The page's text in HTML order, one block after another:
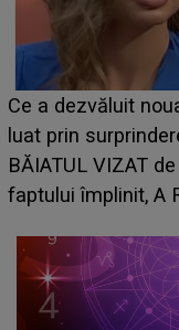
Ce a dezvăluit
luat prin
BĂIATUL VIZAT
faptului împlinit, A